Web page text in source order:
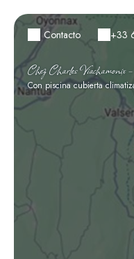
Contacto +33
Chez Charles Viachamonix
Con piscina cubierta